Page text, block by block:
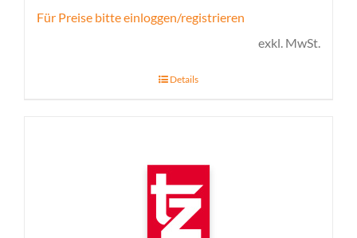
Für Preise bitte einloggen/registrieren
exkl. MwSt.
Details